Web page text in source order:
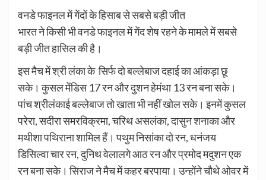
वनडे फाइनल में गेंदों के हिसाब से सबसे बड़ी जीत
भारत ने किसी भी वनडे फाइनल में गेंद शेष रहने के मामले में सबसे
बड़ी जीत हासिल की है।
इस मैच में श्री लंका के सिर्फ दो बल्लेबाज दहाई का आंकड़ा छू
सके। कुसल मेंडिस 17 रन और दुशन हेमंथा 13 रन बना सके।
पांच श्रीलंकाई बल्लेबाज तो खाता भी नहीं खोल सके। इनमें कुसल
परेरा, सदीरा समरविक्रमा, चरिथ असलंका, दासुन शनाका और
मथीशा पथिराना शामिल हैं। पथुम निसांका दो रन, धनंजय
डिसिल्वा चार रन, दुनिथ वेलालगे आठ रन और प्रमोद मदुशन एक
रन बना सके। सिराज ने मैच में कहर बरपाया। उन्होंने चौथे ओवर में